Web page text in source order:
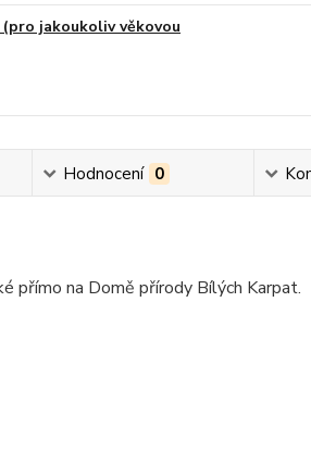
jakoukoliv věkovou
Hodnocení 0
přímo na Domě přírody Bílých Karpat.